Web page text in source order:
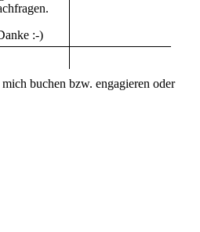
:-)
buchen bzw. engagieren oder